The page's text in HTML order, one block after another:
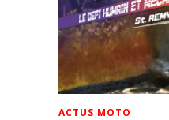
ACTUS MOTO